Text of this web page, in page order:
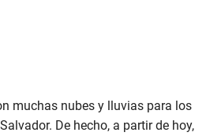
muchas nubes y lluvias para los
De hecho, a partir de hoy,